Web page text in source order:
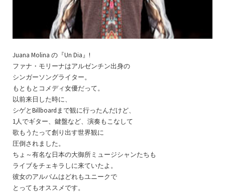
Juana Molina の『Un Dia』!
ファナ・モリーナはアルゼンチン出身の
シンガーソングライター。
もともとコメディ女優だって。
以前来日した時に、
シゲとBillboardまで観に行ったんだけど、
1人でギター、鍵盤など、演奏もこなして
歌もうたって創り出す世界観に
圧倒されました。
ちょ～有名な日本の大御所ミュージシャンたちも
ライブをチェキラしに来ていたよ。
彼女のアルバムはどれもユニークで
とってもオススメです。